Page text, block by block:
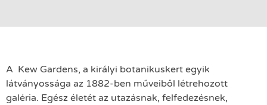
A Kew Gardens, a királyi botanikuskert egyik
látványossága az 1882-ben műveiből létrehozott
galéria. Egész életét az utazásnak, felfedezésnek,